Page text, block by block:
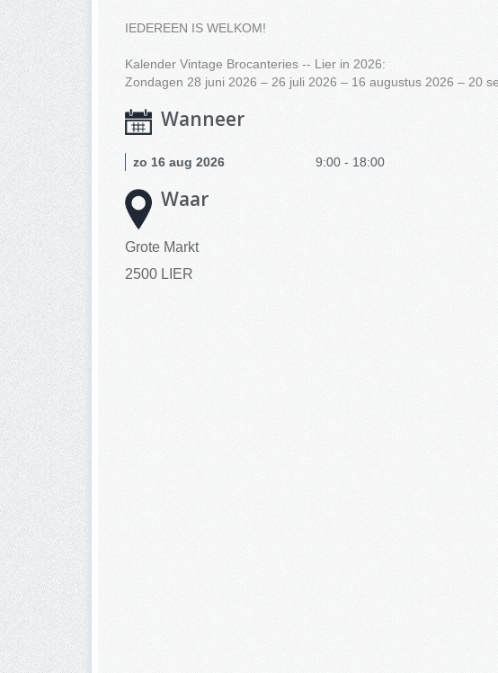
IEDEREEN IS WELKOM!
Kalender Vintage Brocanteries -- Lier in 2026:
Zondagen 28 juni 2026 – 26 juli 2026 – 16 augustus 2026 – 20
Wanneer
zo 16 aug 2026 9:00 - 18:00
Waar
Grote Markt
2500 LIER